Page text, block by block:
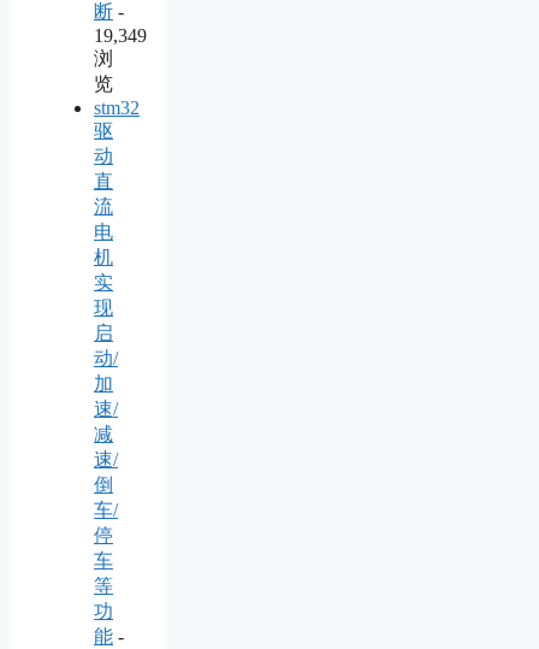
断 -
19,349
浏
览
stm32
驱
动
直
流
电
机
实
现
启
动/
加
速/
减
速/
倒
车/
停
车
等
功
能 -